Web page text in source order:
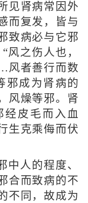
见肾病常因外
而复发，皆与
致病必与它邪
风之伤人也，
风者善行而数
邪成为肾病的
风燥等邪。肾
经皮毛而入血
生克乘侮而伏
中人的程度、
合而致病的不
不同，故成为